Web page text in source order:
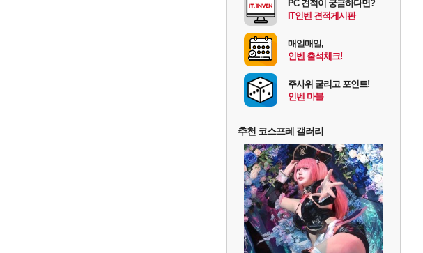
PC 견적이 궁금하다면?
IT인벤 견적게시판
매일매일,
인벤 출석체크!
주사위 굴리고 포인트!
인벤 마블
추천 코스프레 갤러리